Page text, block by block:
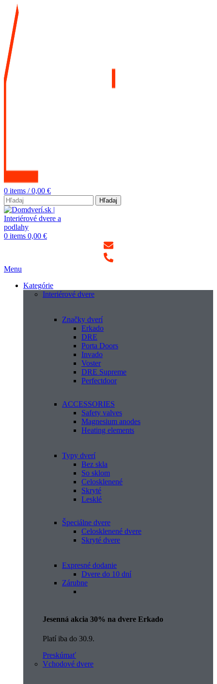
0 items / 0,00 €
Hľadaj
0 items 0,00 €
Menu
Kategórie
Interiérové dvere
Značky dverí
Erkado
DRE
Porta Doors
Invado
Voster
DRE Supreme
Perfectdoor
ACCESSORIES
Safety valves
Magnesium anodes
Heating elements
Typy dverí
Bez skla
So sklom
Celosklenené
Skryté
Lesklé
Špeciálne dvere
Celosklenené dvere
Skryté dvere
Expresné dodanie
Dvere do 10 dní
Zárubne
Jesenná akcia 30% na dvere Erkado
Platí iba do 30.9.
Preskúmať
Vchodové dvere